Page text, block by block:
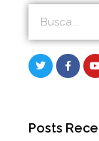
Search
T
w
i
F
a
c
k
Posts